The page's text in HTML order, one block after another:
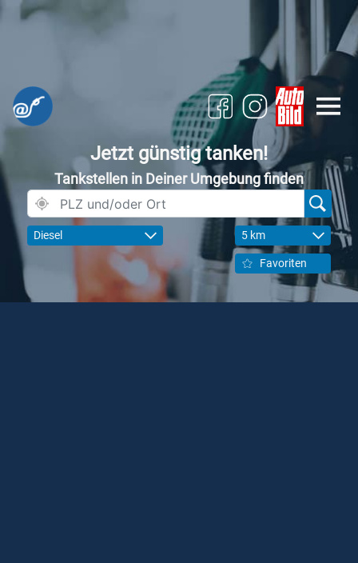
Jetzt günstig tanken!
Tankstellen in Deiner Umgebung finden
Diesel 5 km
Favoriten